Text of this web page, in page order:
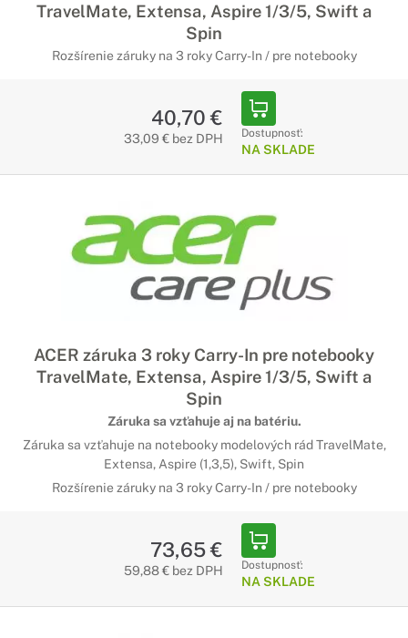
TravelMate, Extensa, Aspire 1/3/5, Swift a
Spin
Rozšírenie záruky na 3 roky Carry-In / pre notebooky
40,70 €
33,09 € bez DPH Dostupnosť:
NA SKLADE
ACER záruka 3 roky Carry-In pre notebooky
TravelMate, Extensa, Aspire 1/3/5, Swift a
Spin
Záruka sa vzťahuje aj na batériu.
Záruka sa vzťahuje na notebooky modelových rád TravelMate,
Extensa, Aspire (1,3,5), Swift, Spin
Rozšírenie záruky na 3 roky Carry-In / pre notebooky
73,65 €
59,88 € bez DPH Dostupnosť:
NA SKLADE